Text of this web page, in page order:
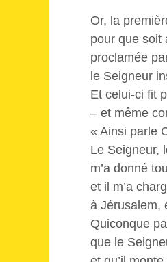
Or, la
pour que soit
proclamée
le Seigneur
Et celui-ci fit
– et même
« Ainsi parle
Le Seigneur,
m’a donné
et il m’a
à Jérusalem,
Quiconque
que le